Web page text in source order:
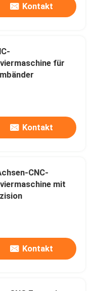
Kontakt
für
Kontakt
CNC-
mit
Kontakt